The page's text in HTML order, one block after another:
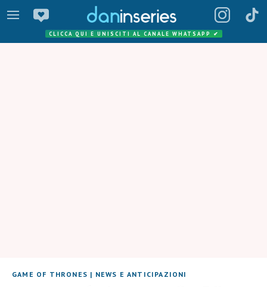
CLICCA QUI E UNISCITI AL CANALE WHATSAPP ✔
GAME OF THRONES | NEWS E ANTICIPAZIONI